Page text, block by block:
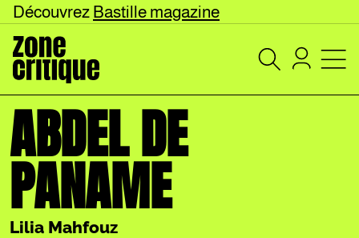
Découvrez Bastille magazine
ABDEL DE
PANAME
Lilia Mahfouz